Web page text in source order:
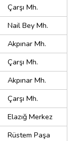
Çarşı Mh.
Nail Bey Mh.
Akpınar Mh.
Çarşı Mh.
Akpınar Mh.
Çarşı Mh.
Elazığ Merkez
Rüstem Paşa